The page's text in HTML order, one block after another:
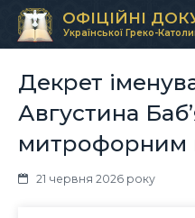
ОФІЦІЙНІ
Української Греко-
Декрет
Августина
митрофорним
21 червня 2026 року